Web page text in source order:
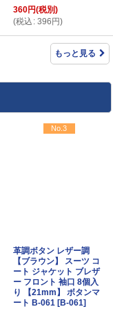
360円(税別)
(税込 : 396円)
もっと見る
No.3
革調ボタン レザー調
【ブラウン】 スーツ コ
ート ジャケット ブレザ
ー フロント 袖口 8個入
り 【21mm】 ボタンマ
ート B-061 [B-061]